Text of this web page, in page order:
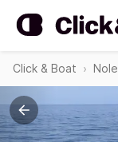
Click & Boat